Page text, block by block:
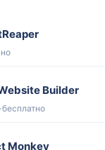
Builder
Monkey